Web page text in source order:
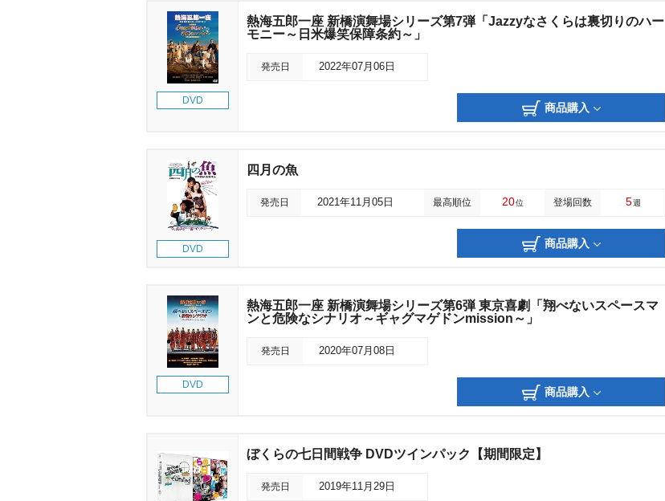
DVD
熱海五郎一座 新橋演舞場シリーズ第7弾「Jazzyなさくらは裏切りのハー
モニー～日米爆笑保障条約～」
発売日 2022年07月06日
商品購入
DVD
四月の魚
発売日 2021年11月05日 最高順位 20位 登場回数 5週
商品購入
DVD
熱海五郎一座 新橋演舞場シリーズ第6弾 東京喜劇「翔べないスペースマ
ンと危険なシナリオ～ギャグマゲドンmission～」
発売日 2020年07月08日
商品購入
ぼくらの七日間戦争 DVDツインパック【期間限定】
発売日 2019年11月29日